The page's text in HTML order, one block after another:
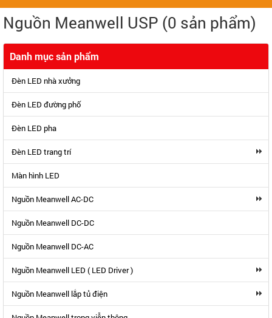
Nguồn Meanwell USP (0 sản phẩm)
Danh mục sản phẩm
Đèn LED nhà xưởng
Đèn LED đường phố
Đèn LED pha
Đèn LED trang trí
Màn hình LED
Nguồn Meanwell AC-DC
Nguồn Meanwell DC-DC
Nguồn Meanwell DC-AC
Nguồn Meanwell LED ( LED Driver )
Nguồn Meanwell lắp tủ điện